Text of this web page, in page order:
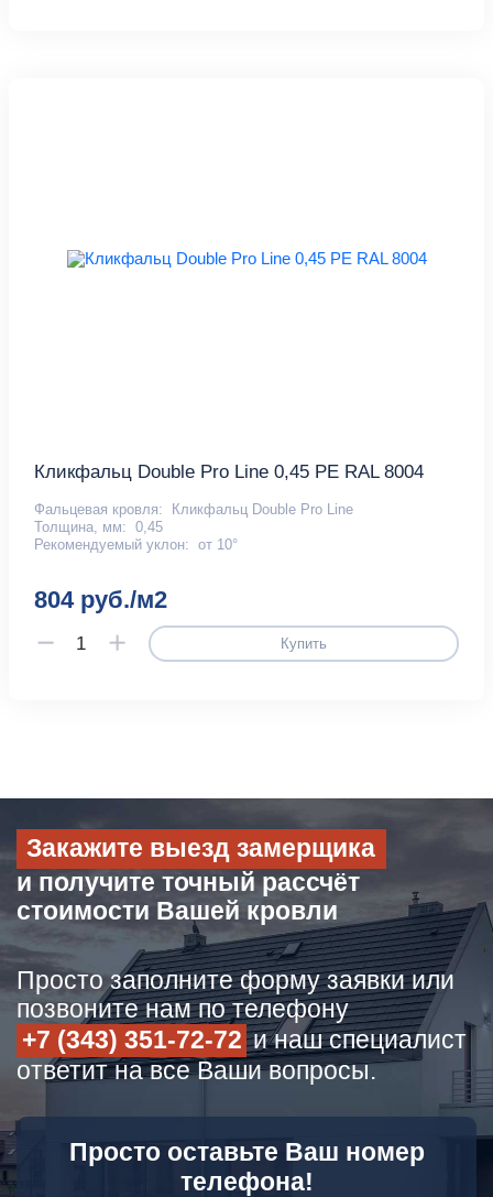
Кликфальц Double Pro Line 0,45 PE RAL 8004
Фальцевая кровля:
Кликфальц Double Pro Line
Толщина, мм: 0,45
Рекомендуемый уклон: от 10°
804 руб./м2
Купить
Закажите выезд замерщика
и получите точный рассчёт
стоимости Вашей кровли
Просто заполните форму заявки или
позвоните нам по телефону
+7 (343) 351-72-72 и наш специалист
ответит на все Ваши вопросы.
Просто оставьте Ваш номер
телефона!